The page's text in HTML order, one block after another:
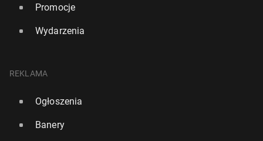
Promocje
Wydarzenia
REKLAMA
Ogłoszenia
Banery